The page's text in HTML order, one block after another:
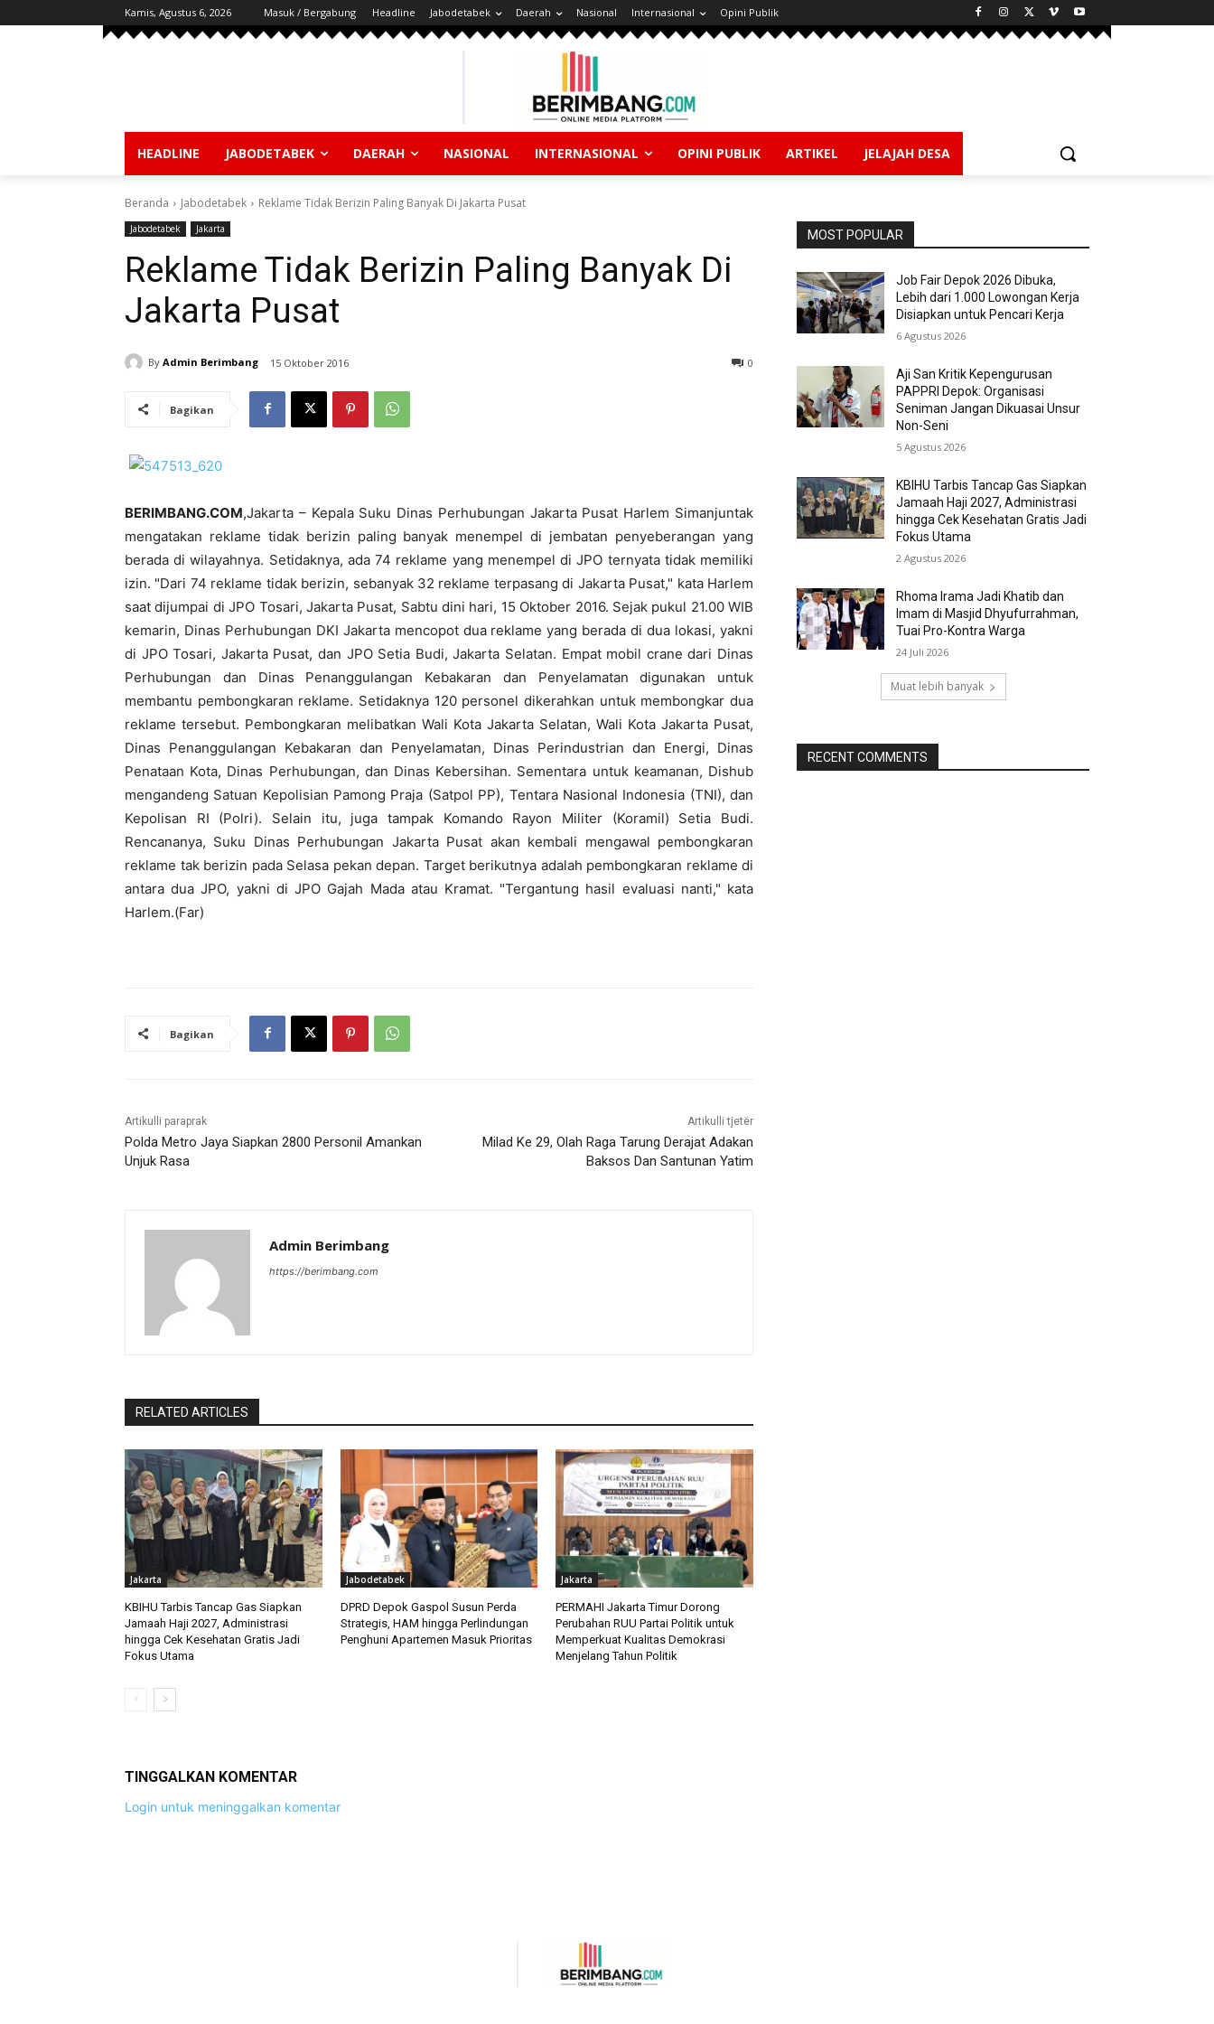
Kamis, Agustus 6, 2026 Masuk / Bergabung Headline Jabodetabek Daerah Nasional Internasional Opini Publik
HEADLINE JABODETABEK DAERAH NASIONAL INTERNASIONAL OPINI PUBLIK ARTIKEL JELAJAH DESA
Beranda Jabodetabek Reklame Tidak Berizin Paling Banyak Di Jakarta Pusat
Jabodetabek Jakarta
Reklame Tidak Berizin Paling Banyak Di
Jakarta Pusat
By Admin Berimbang 15 Oktober 2016 0
Bagikan
BERIMBANG.COM,Jakarta – Kepala Suku Dinas Perhubungan Jakarta Pusat Harlem Simanjuntak
mengatakan reklame tidak berizin paling banyak menempel di jembatan penyeberangan yang
berada di wilayahnya. Setidaknya, ada 74 reklame yang menempel di JPO ternyata tidak memiliki
izin. "Dari 74 reklame tidak berizin, sebanyak 32 reklame terpasang di Jakarta Pusat," kata Harlem
saat dijumpai di JPO Tosari, Jakarta Pusat, Sabtu dini hari, 15 Oktober 2016. Sejak pukul 21.00 WIB
kemarin, Dinas Perhubungan DKI Jakarta mencopot dua reklame yang berada di dua lokasi, yakni
di JPO Tosari, Jakarta Pusat, dan JPO Setia Budi, Jakarta Selatan. Empat mobil crane dari Dinas
Perhubungan dan Dinas Penanggulangan Kebakaran dan Penyelamatan digunakan untuk
membantu pembongkaran reklame. Setidaknya 120 personel dikerahkan untuk membongkar dua
reklame tersebut. Pembongkaran melibatkan Wali Kota Jakarta Selatan, Wali Kota Jakarta Pusat,
Dinas Penanggulangan Kebakaran dan Penyelamatan, Dinas Perindustrian dan Energi, Dinas
Penataan Kota, Dinas Perhubungan, dan Dinas Kebersihan. Sementara untuk keamanan, Dishub
mengandeng Satuan Kepolisian Pamong Praja (Satpol PP), Tentara Nasional Indonesia (TNI), dan
Kepolisan RI (Polri). Selain itu, juga tampak Komando Rayon Militer (Koramil) Setia Budi.
Rencananya, Suku Dinas Perhubungan Jakarta Pusat akan kembali mengawal pembongkaran
reklame tak berizin pada Selasa pekan depan. Target berikutnya adalah pembongkaran reklame di
antara dua JPO, yakni di JPO Gajah Mada atau Kramat. "Tergantung hasil evaluasi nanti," kata
Harlem.(Far)
Bagikan
Artikulli paraprak
Polda Metro Jaya Siapkan 2800 Personil Amankan
Unjuk Rasa
Artikulli tjetër
Milad Ke 29, Olah Raga Tarung Derajat Adakan
Baksos Dan Santunan Yatim
Admin Berimbang
https://berimbang.com
RELATED ARTICLES
Jakarta
KBIHU Tarbis Tancap Gas Siapkan
Jamaah Haji 2027, Administrasi
hingga Cek Kesehatan Gratis Jadi
Fokus Utama
Jabodetabek
DPRD Depok Gaspol Susun Perda
Strategis, HAM hingga Perlindungan
Penghuni Apartemen Masuk Prioritas
Jakarta
PERMAHI Jakarta Timur Dorong
Perubahan RUU Partai Politik untuk
Memperkuat Kualitas Demokrasi
Menjelang Tahun Politik
TINGGALKAN KOMENTAR
Login untuk meninggalkan komentar
MOST POPULAR
Job Fair Depok 2026 Dibuka,
Lebih dari 1.000 Lowongan Kerja
Disiapkan untuk Pencari Kerja
6 Agustus 2026
Aji San Kritik Kepengurusan
PAPPRI Depok: Organisasi
Seniman Jangan Dikuasai Unsur
Non-Seni
5 Agustus 2026
KBIHU Tarbis Tancap Gas Siapkan
Jamaah Haji 2027, Administrasi
hingga Cek Kesehatan Gratis Jadi
Fokus Utama
2 Agustus 2026
Rhoma Irama Jadi Khatib dan
Imam di Masjid Dhyufurrahman,
Tuai Pro-Kontra Warga
24 Juli 2026
Muat lebih banyak
RECENT COMMENTS